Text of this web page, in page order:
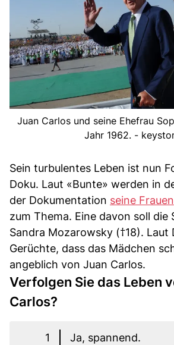
Juan Carlos und seine Ehefrau
Jahr 1962. -
Sein turbulentes Leben ist nun
Doku. Laut «Bunte» werden in
der Dokumentation seine
zum Thema. Eine davon soll die
Sandra Mozarowsky (†18). Laut
Gerüchte, dass das Mädchen
angeblich von Juan Carlos.
Verfolgen Sie das Leben
Carlos?
1 Ja, spannend.